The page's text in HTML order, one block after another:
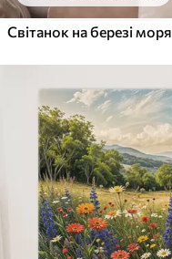
Світанок на березі моря